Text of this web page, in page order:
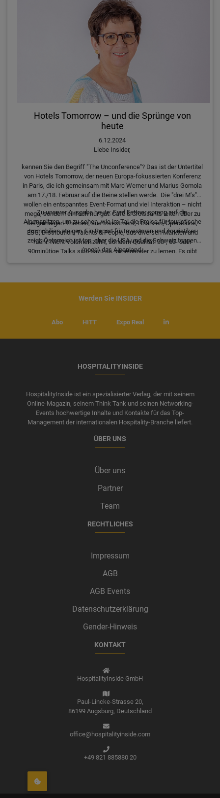
Hotels Tomorrow – und die Sprünge von
heute
6.12.2024
Liebe Insider,
kennen Sie den Begriff "The Unconference"? Das ist der Untertitel
von Hotels Tomorrow, der neuen Europa-fokussierten Konferenz
in Paris, die ich gemeinsam mit Marc Werner und Marius Gomola
am 17./18. Februar auf die Beine stellen werde. Die "drei M's"
wollen ein entspanntes Event-Format und viel Interaktion – nicht
mega, sondern einfach nur gut. Café & Croissants leiten über zu
tiefgründigen Themen, aus Investment, Finanzen, Operations,
ESG, Distribution, Talents & People, aus diversen Märkten und
mehr. Nicht Volumen zählt, sondern Qualität. 30-, 60- oder
90minütige Talks sind dazu da, voneinander zu lernen. Es gibt
Zu unserer Ausgabe heute: Fred Fettner sprang auf die
Alpenspitzen, um zu sehen, wie im Tal die Preise für touristische
Immobilien steigen. Ein Report für Investoren und Touristiker
zeigt: Österreich ist top, aber die USA und die Schweiz toppen
(noch) das Alpenland.
Werden Sie INSIDER
Abo HITT Expo Real
HOSPITALITYINSIDE
HospitalityInside ist ein spezialisierter Verlag, der mit seinem
Online-Magazin, seinem Think Tank und seinen Networking-
Events hochwertige Inhalte und Kontakte für das Top-
Management der internationalen Hospitality-Branche liefert.
ÜBER UNS
Über uns
Partner
Team
RECHTLICHES
Impressum
AGB
AGB Events
Datenschutzerklärung
Gender-Hinweis
KONTAKT
HospitalityInside GmbH
Paul-Lincke-Strasse 20,
86199 Augsburg, Deutschland
office@hospitalityinside.com
+49 821 885880 20